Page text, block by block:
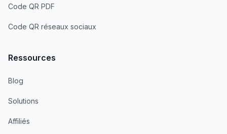
Code QR PDF
Code QR réseaux sociaux
Ressources
Blog
Solutions
Affiliés